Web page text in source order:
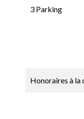
3 Parking
Honoraires à la